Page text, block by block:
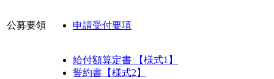
公募要領 申請受付要項
給付額算定書 【様式1】
誓約書【様式2】